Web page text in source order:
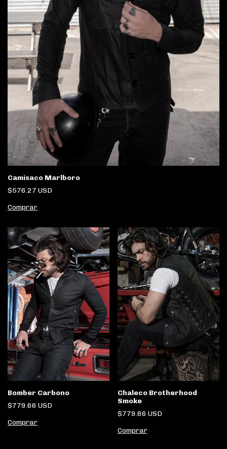
Camisaco Marlboro
$576.27 USD
Comprar
Bomber Carbono
$779.66 USD
Comprar
Chaleco Brotherhood
Smoke
$779.66 USD
Comprar